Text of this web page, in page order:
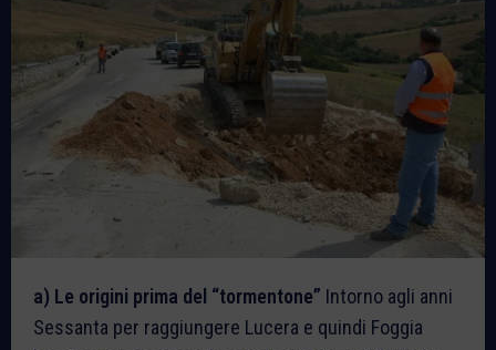
a) Le origini prima del “tormentone” Intorno agli anni
Sessanta per raggiungere Lucera e quindi Foggia